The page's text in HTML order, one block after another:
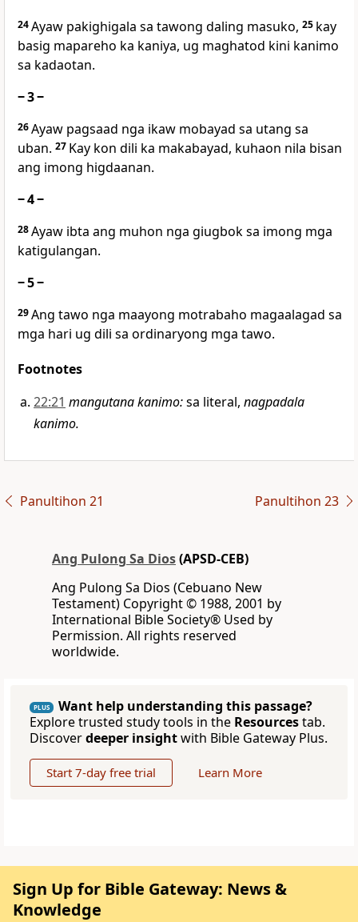
24Ayaw pakighigala sa tawong daling masuko, 25 kay
basig mapareho ka kaniya, ug maghatod kini kanimo
sa kadaotan.
‒ 3 ‒
26Ayaw pagsaad nga ikaw mobayad sa utang sa
uban. 27 Kay kon dili ka makabayad, kuhaon nila bisan
ang imong higdaanan.
‒ 4 ‒
28Ayaw ibta ang muhon nga giugbok sa imong mga
katigulangan.
‒ 5 ‒
29Ang tawo nga maayong motrabaho magaalagad sa
mga hari ug dili sa ordinaryong mga tawo.
Footnotes
22:21 mangutana kanimo:sa literal, nagpadala
kanimo.
Panultihon 21 Panultihon 23
Ang Pulong Sa Dios(APSD-CEB)
Ang Pulong Sa Dios (Cebuano New
Testament) Copyright © 1988, 2001 by
International Bible Society® Used by
Permission. All rights reserved
worldwide.
PLUS
Want help understanding this passage?
Explore trusted study tools in the Resourcestab.
Discoverdeeper insightwith Bible Gateway Plus.
Start 7-day free trial Learn More
Sign Up for Bible Gateway: News &
Knowledge